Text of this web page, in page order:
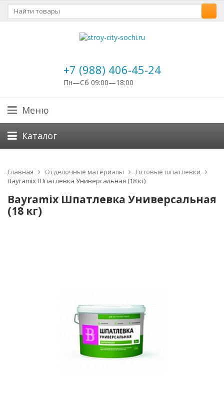
+7 (988) 406-45-24
Пн—Сб 09:00—18:00
Меню
Каталог
Главная Отделочные материалы
Готовые шпатлевки
Bayramix Шпатлевка Универсальная (18 кг)
Bayramix Шпатлевка Универсальная
(18 кг)